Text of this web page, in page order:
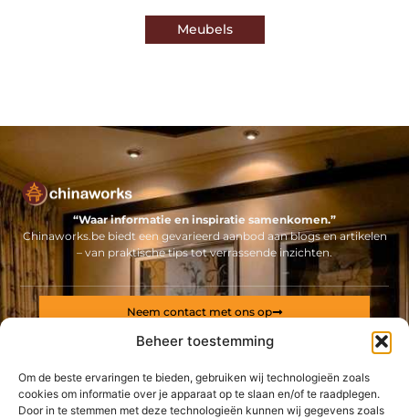
Beheer toestemming
Om de beste ervaringen te bieden, gebruiken wij technologieën zoals
cookies om informatie over je apparaat op te slaan en/of te raadplegen.
Door in te stemmen met deze technologieën kunnen wij gegevens zoals
Meubels
“Waar informatie en inspiratie samenkomen.”
Chinaworks.be biedt een gevarieerd aanbod aan blogs en artikelen
– van praktische tips tot verrassende inzichten.
Neem contact met ons op